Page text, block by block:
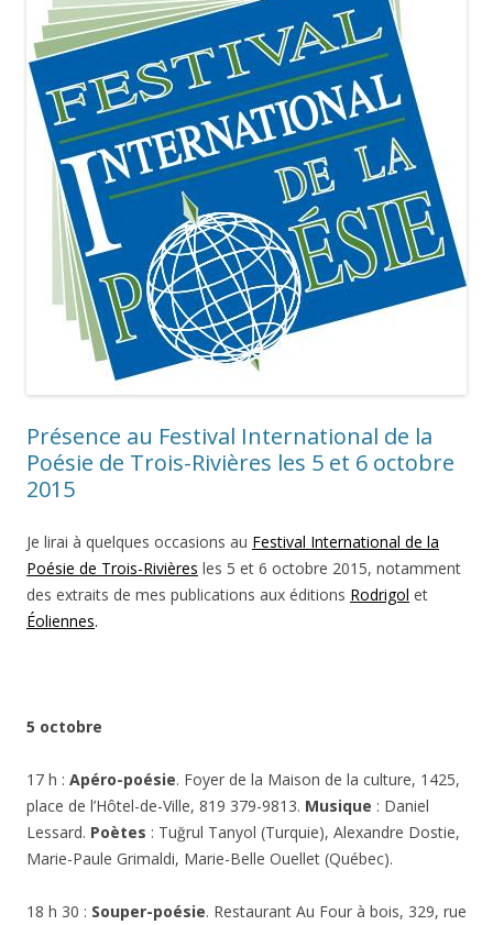
Présence au Festival International de la
Poésie de Trois-Rivières les 5 et 6 octobre
2015
Je lirai à quelques occasions au Festival International de la
Poésie de Trois-Rivières les 5 et 6 octobre 2015, notamment
des extraits de mes publications aux éditions Rodrigol et
Éoliennes.
5 octobre
17 h : Apéro-poésie. Foyer de la Maison de la culture, 1425,
place de l’Hôtel-de-Ville, 819 379-9813. Musique : Daniel
Lessard. Poètes : Tuğrul Tanyol (Turquie), Alexandre Dostie,
Marie-Paule Grimaldi, Marie-Belle Ouellet (Québec).
18 h 30 : Souper-poésie. Restaurant Au Four à bois, 329, rue